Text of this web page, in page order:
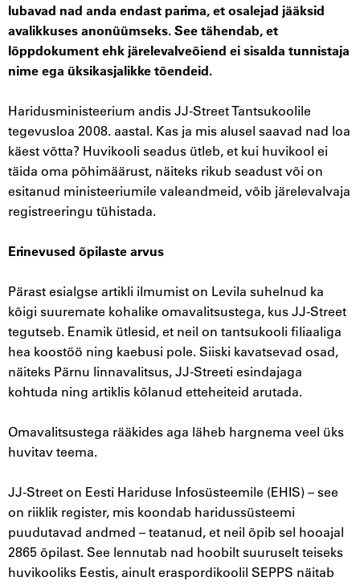
lubavad nad anda endast parima, et osalejad jääksid
avalikkuses anonüümseks. See tähendab, et
lõppdokument ehk järelevalveõiend ei sisalda tunnistaja
nime ega üksikasjalikke tõendeid.
Haridusministeerium andis JJ-Street Tantsukoolile
tegevusloa 2008. aastal. Kas ja mis alusel saavad nad loa
käest võtta? Huvikooli seadus ütleb, et kui huvikool ei
täida oma põhimäärust, näiteks rikub seadust või on
esitanud ministeeriumile valeandmeid, võib järelevalvaja
registreeringu tühistada.
Erinevused õpilaste arvus
Pärast esialgse artikli ilmumist on Levila suhelnud ka
kõigi suuremate kohalike omavalitsustega, kus JJ-Street
tegutseb. Enamik ütlesid, et neil on tantsukooli filiaaliga
hea koostöö ning kaebusi pole. Siiski kavatsevad osad,
näiteks Pärnu linnavalitsus, JJ-Streeti esindajaga
kohtuda ning artiklis kõlanud etteheiteid arutada.
Omavalitsustega rääkides aga läheb hargnema veel üks
huvitav teema.
JJ-Street on Eesti Hariduse Infosüsteemile (EHIS) – see
on riiklik register, mis koondab haridussüsteemi
puudutavad andmed – teatanud, et neil õpib sel hooajal
2865 õpilast. See lennutab nad hoobilt suuruselt teiseks
huvikooliks Eestis, ainult eraspordikoolil SEPPS näitab